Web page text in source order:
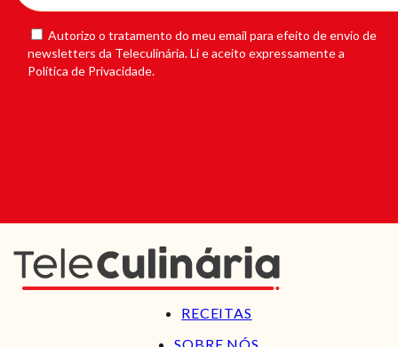
Autorizo o tratamento do meu email para efeito de envio de
newsletters da Teleculinária. Li e aceito expressamente a
Política de Privacidade.
RECEITAS